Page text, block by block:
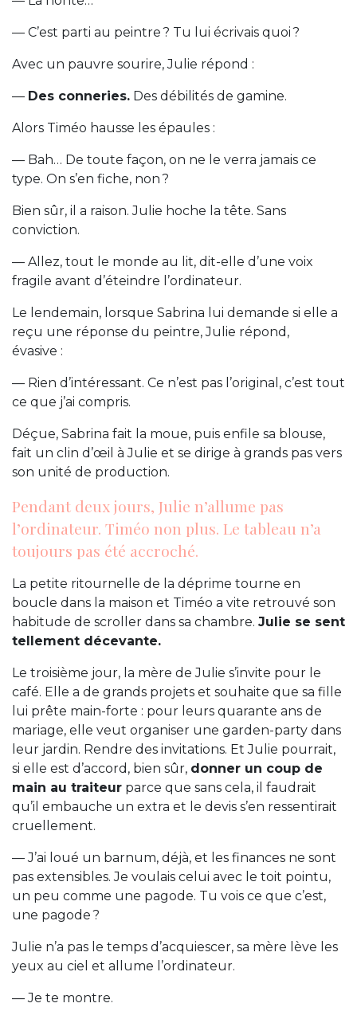
— C’est parti au peintre ? Tu lui écrivais quoi ?
Avec un pauvre sourire, Julie répond :
— Des conneries. Des débilités de gamine.
Alors Timéo hausse les épaules :
— Bah… De toute façon, on ne le verra jamais ce
type. On s’en fiche, non ?
Bien sûr, il a raison. Julie hoche la tête. Sans
conviction.
— Allez, tout le monde au lit, dit-elle d’une voix
fragile avant d’éteindre l’ordinateur.
Le lendemain, lorsque Sabrina lui demande si elle a
reçu une réponse du peintre, Julie répond,
évasive :
— Rien d’intéressant. Ce n’est pas l’original, c’est tout
ce que j’ai compris.
Déçue, Sabrina fait la moue, puis enfile sa blouse,
fait un clin d’œil à Julie et se dirige à grands pas vers
son unité de production.
Pendant deux jours, Julie n’allume pas
l’ordinateur. Timéo non plus. Le tableau n’a
toujours pas été accroché.
La petite ritournelle de la déprime tourne en
boucle dans la maison et Timéo a vite retrouvé son
habitude de scroller dans sa chambre. Julie se sent
tellement décevante.
Le troisième jour, la mère de Julie s’invite pour le
café. Elle a de grands projets et souhaite que sa fille
lui prête main-forte : pour leurs quarante ans de
mariage, elle veut organiser une garden-party dans
leur jardin. Rendre des invitations. Et Julie pourrait,
si elle est d’accord, bien sûr, donner un coup de
main au traiteur parce que sans cela, il faudrait
qu’il embauche un extra et le devis s’en ressentirait
cruellement.
— J’ai loué un barnum, déjà, et les finances ne sont
pas extensibles. Je voulais celui avec le toit pointu,
un peu comme une pagode. Tu vois ce que c’est,
une pagode ?
Julie n’a pas le temps d’acquiescer, sa mère lève les
yeux au ciel et allume l’ordinateur.
— Je te montre.